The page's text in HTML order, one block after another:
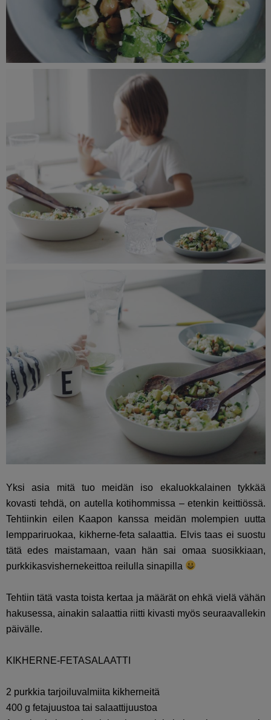
Yksi asia mitä tuo meidän iso ekaluokkalainen tykkää
kovasti tehdä, on autella kotihommissa – etenkin keittiössä.
Tehtiinkin eilen Kaapon kanssa meidän molempien uutta
lemppariruokaa, kikherne-feta salaattia. Elvis taas ei suostu
tätä edes maistamaan, vaan hän sai omaa suosikkiaan,
purkkikasvishernekeittoa reilulla sinapilla
Tehtiin tätä vasta toista kertaa ja määrät on ehkä vielä vähän
hakusessa, ainakin salaattia riitti kivasti myös seuraavallekin
päivälle.
KIKHERNE-FETASALAATTI
2 purkkia tarjoiluvalmiita kikherneitä
400 g fetajuustoa tai salaattijuustoa